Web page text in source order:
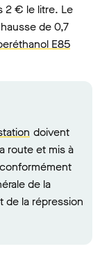
2 € le litre. Le
de 0,7
E85
doivent
route et mis à
de la
de la répression